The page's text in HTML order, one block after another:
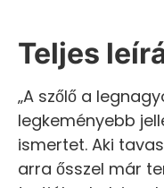
Teljes
„A szőlő a
legkeményebb
ismertet. Aki
arra ősszel már